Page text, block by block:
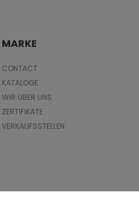
MARKE
CONTACT
KATALOGE
WIR ÜBER UNS
ZERTIFIKATE
VERKAUFSSTELLEN